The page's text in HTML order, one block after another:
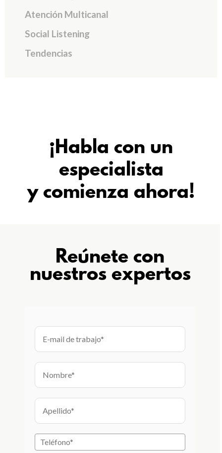
Atención Multicanal
Social Listening
Tendencias
¡Habla con un
especialista
y comienza ahora!
Reúnete con
nuestros expertos